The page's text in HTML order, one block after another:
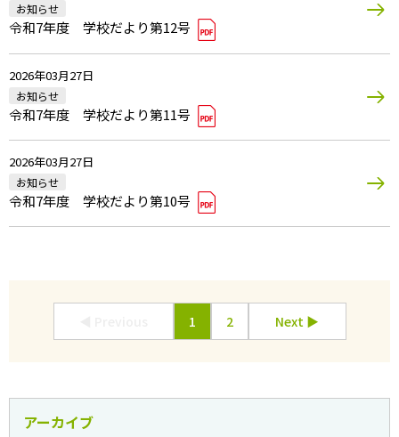
お知らせ
令和7年度 学校だより第12号
2026年03月27日
お知らせ
令和7年度 学校だより第11号
2026年03月27日
お知らせ
令和7年度 学校だより第10号
1 2 Next ▶
アーカイブ